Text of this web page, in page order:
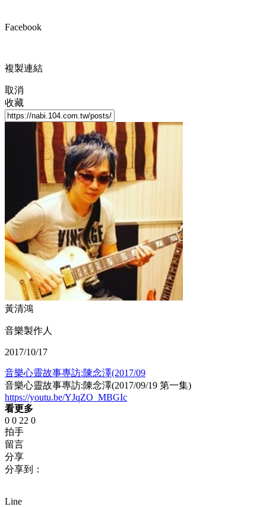
Facebook
複製連結
取消
收藏
黃清鴻
音樂製作人
2017/10/17
音樂心靈故事專訪:陳念澤(2017/09
音樂心靈故事專訪:陳念澤(2017/09/19 第一集)
https://youtu.be/YJqZO_MBGIc
看更多
0 0 22 0
拍手
留言
分享
分享到：
Line